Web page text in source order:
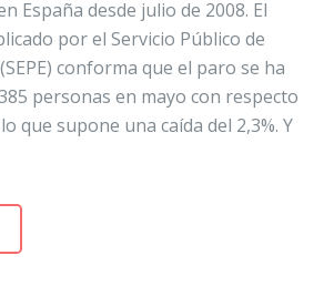
España desde julio de 2008. El
por el Servicio Público de
conforma que el paro se ha
personas en mayo con respecto
que supone una caída del 2,3%. Y